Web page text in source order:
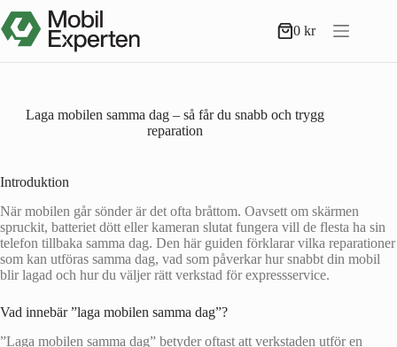
till
innehåll
Varukorg
0kr
Laga mobilen samma dag – så får du snabb och trygg
reparation
Introduktion
När mobilen går sönder är det ofta bråttom. Oavsett om skärmen
spruckit, batteriet dött eller kameran slutat fungera vill de flesta ha sin
telefon tillbaka samma dag. Den här guiden förklarar vilka reparationer
som kan utföras samma dag, vad som påverkar hur snabbt din mobil
blir lagad och hur du väljer rätt verkstad för expressservice.
Vad innebär ”laga mobilen samma dag”?
”Laga mobilen samma dag” betyder oftast att verkstaden utför en